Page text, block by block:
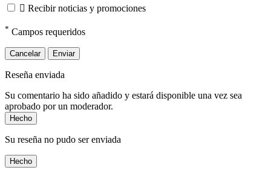
 Recibir noticias y promociones
* Campos requeridos
Cancelar Enviar
Reseña enviada
Su comentario ha sido añadido y estará disponible una vez sea
aprobado por un moderador.
Hecho
Su reseña no pudo ser enviada
Hecho